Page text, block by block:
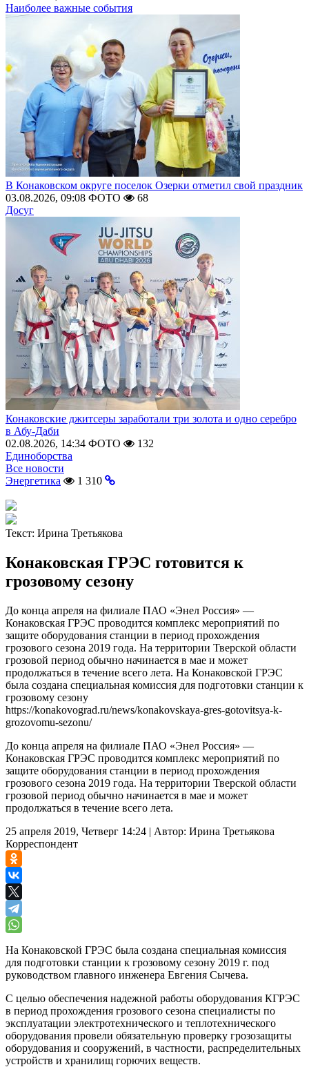
Наиболее важные события
В Конаковском округе поселок Озерки отметил свой праздник
03.08.2026, 09:08 ФОТО
68
Досуг
Конаковские джитсеры заработали три золота и одно серебро
в Абу-Даби
02.08.2026, 14:34 ФОТО
132
Единоборства
Все новости
Энергетика
1 310
Текст: Ирина Третьякова
Конаковская ГРЭС готовится к
грозовому сезону
До конца апреля на филиале ПАО «Энел Россия» —
Конаковская ГРЭС проводится комплекс мероприятий по
защите оборудования станции в период прохождения
грозового сезона 2019 года. На территории Тверской области
грозовой период обычно начинается в мае и может
продолжаться в течение всего лета. На Конаковской ГРЭС
была создана специальная комиссия для подготовки станции к
грозовому сезону
https://konakovograd.ru/news/konakovskaya-gres-gotovitsya-k-
grozovomu-sezonu/
До конца апреля на филиале ПАО «Энел Россия» —
Конаковская ГРЭС проводится комплекс мероприятий по
защите оборудования станции в период прохождения
грозового сезона 2019 года. На территории Тверской области
грозовой период обычно начинается в мае и может
продолжаться в течение всего лета.
25 апреля 2019, Четверг 14:24 | Автор: Ирина Третьякова
Корреспондент
На Конаковской ГРЭС была создана специальная комиссия
для подготовки станции к грозовому сезону 2019 г. под
руководством главного инженера Евгения Сычева.
С целью обеспечения надежной работы оборудования КГРЭС
в период прохождения грозового сезона специалисты по
эксплуатации электротехнического и теплотехнического
оборудования провели обязательную проверку грозозащиты
оборудования и сооружений, в частности, распределительных
устройств и хранилищ горючих веществ.